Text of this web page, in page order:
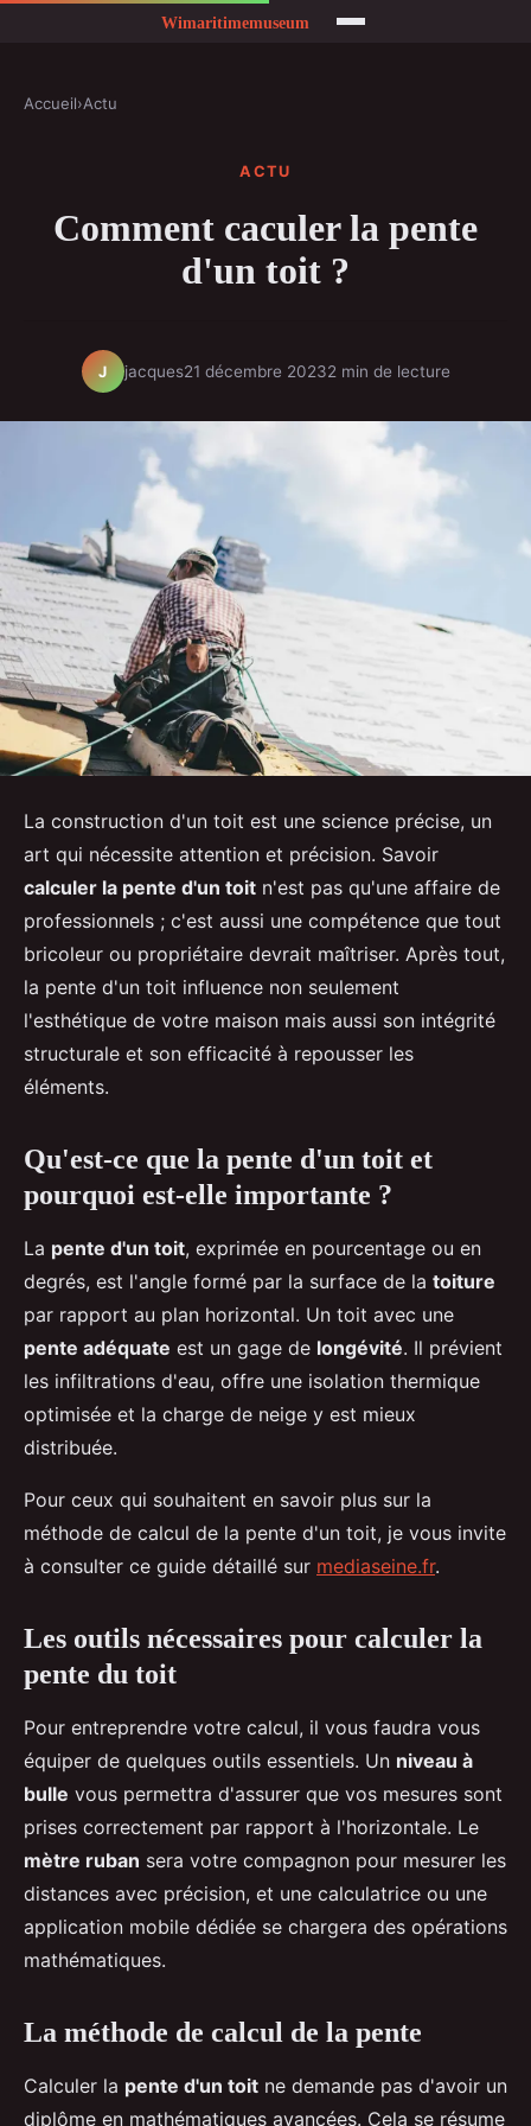
Accueil›Actu
ACTU
Comment caculer la pente
d'un toit ?
J jacques21 décembre 20232 min de lecture
La construction d'un toit est une science précise, un
art qui nécessite attention et précision. Savoir
calculer la pente d'un toit n'est pas qu'une affaire de
professionnels ; c'est aussi une compétence que tout
bricoleur ou propriétaire devrait maîtriser. Après tout,
la pente d'un toit influence non seulement
l'esthétique de votre maison mais aussi son intégrité
structurale et son efficacité à repousser les
éléments.
Qu'est-ce que la pente d'un toit et
pourquoi est-elle importante ?
La pente d'un toit, exprimée en pourcentage ou en
degrés, est l'angle formé par la surface de la toiture
par rapport au plan horizontal. Un toit avec une
pente adéquate est un gage de longévité. Il prévient
les infiltrations d'eau, offre une isolation thermique
optimisée et la charge de neige y est mieux
distribuée.
Pour ceux qui souhaitent en savoir plus sur la
méthode de calcul de la pente d'un toit, je vous invite
à consulter ce guide détaillé sur mediaseine.fr.
Les outils nécessaires pour calculer la
pente du toit
Pour entreprendre votre calcul, il vous faudra vous
équiper de quelques outils essentiels. Un niveau à
bulle vous permettra d'assurer que vos mesures sont
prises correctement par rapport à l'horizontale. Le
mètre ruban sera votre compagnon pour mesurer les
distances avec précision, et une calculatrice ou une
application mobile dédiée se chargera des opérations
mathématiques.
La méthode de calcul de la pente
Calculer la pente d'un toit ne demande pas d'avoir un
diplôme en mathématiques avancées. Cela se résume